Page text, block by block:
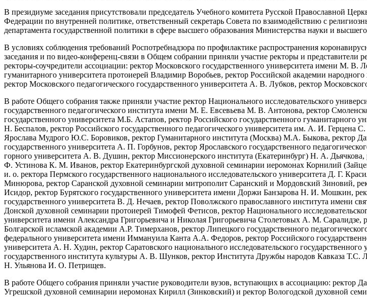
В президиуме заседания присутствовали председатель Учебного комитета Русской Православной
Федерации по внутренней политике, ответственный секретарь Совета по взаимодействию с
департамента государственной политики в сфере высшего образования Министерства науки и
В условиях соблюдения требований Роспотребнадзора по профилактике распространения
заседания и по видео-конференц-связи в Общем собрании приняли участие ректоры и
ректоры-соучредители ассоциации: ректор Московского государственного университета имени М.
гуманитарного университета протоиерей Владимир Воробьев, ректор Российской академии
ректор Московского педагогического государственного университета А. В. Лубков, ректор
В работе Общего собрания также приняли участие ректор Национального исследовательского
государственного педагогического института имени М. Е. Евсевьева М. В. Антонова, ректор
государственного университета М.Б. Астапов, ректор Российского государственного гуманитарного
Н. Беспалов, ректор Российского государственного педагогического университета им. А. И. Герцена
Ярослава Мудрого Ю.С. Боровиков, ректор Гуманитарного института (Москва) М.А. Быкова, ректор
государственного университета А. П. Горбунов, ректор Ярославского государственного
горного университета А. В. Душин, ректор Миссионерского института (Екатеринбург) Н. А.
Ф. Устинова К. М. Иванов, ректор Екатеринбургской духовной семинарии иеромонах Корнилий
и. о. ректора Пермского государственного национального исследовательского университета Д. Г.
Минюрова, ректор Саранской духовной семинарии митрополит Саранский и Мордовский Зиновий,
Исидор, ректор Бурятского государственного университета имени Доржи Банзарова Н. И. Мошкин,
государственного университета В. Д. Нечаев, ректор Поволжского православного института имени
Донской духовной семинарии протоиерей Тимофей Фетисов, ректор Национального
университета имени Александра Григорьевича и Николая Григорьевича Столетовых А. М. Саралидзе,
Болгарской исламской академии А.Р. Тимерханов, ректор Липецкого государственного
федерального университета имени Иммануила Канта А.А. Федоров, ректор Российского
университета А. Н. Худин, ректор Саратовского национального исследовательского
государственного института культуры А. В. Шунков, ректор Института Дружбы народов Кавказа Т.С.
Н. Ульянова И. О. Петрищев.
В работе Общего собрания приняли участие руководители вузов, вступающих в ассоциацию: ректор
Угрешской духовной семинарии иеромонах Кирилл (Зинковский) и ректор Вологодской духовной